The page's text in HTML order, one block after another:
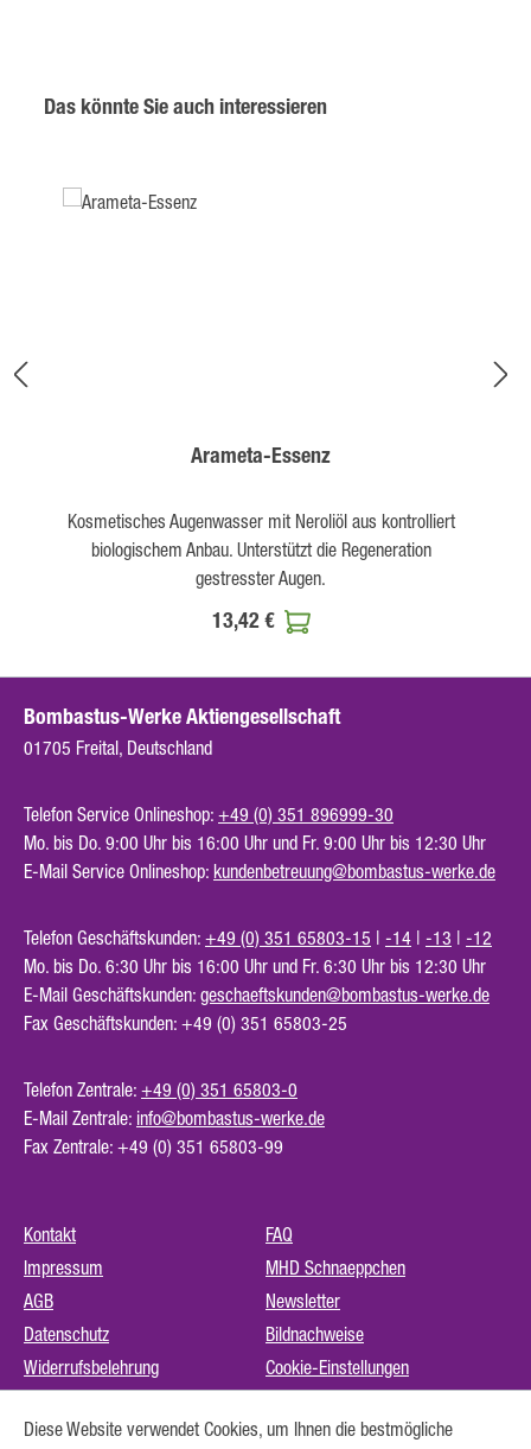
Produktgalerie überspringen
Das könnte Sie auch interessieren
Arameta-Essenz
Kosmetisches Augenwasser mit Neroliöl aus kontrolliert
biologischem Anbau. Unterstützt die Regeneration
gestresster Augen.
13,42 €
Bombastus-Werke Aktiengesellschaft
01705 Freital, Deutschland
Telefon Service Onlineshop: +49 (0) 351 896999-30
Mo. bis Do. 9:00 Uhr bis 16:00 Uhr und Fr. 9:00 Uhr bis 12:30 Uhr
E-Mail Service Onlineshop: kundenbetreuung@bombastus-werke.de
Telefon Geschäftskunden: +49 (0) 351 65803-15 | -14 | -13 | -12
Mo. bis Do. 6:30 Uhr bis 16:00 Uhr und Fr. 6:30 Uhr bis 12:30 Uhr
E-Mail Geschäftskunden: geschaeftskunden@bombastus-werke.de
Fax Geschäftskunden: +49 (0) 351 65803-25
Telefon Zentrale: +49 (0) 351 65803-0
E-Mail Zentrale: info@bombastus-werke.de
Fax Zentrale: +49 (0) 351 65803-99
Kontakt
Impressum
AGB
Datenschutz
Widerrufsbelehrung
FAQ
MHD Schnaeppchen
Newsletter
Bildnachweise
Cookie-Einstellungen
Barrierefreiheit
Diese Website verwendet Cookies, um Ihnen die bestmögliche